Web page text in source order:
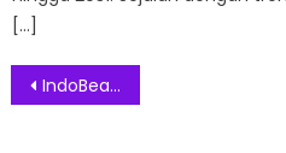
[…]
Post
IndoBeauty Expo 2025 Resmi Dibuka Jadi Boremeter Pertumbuhan Industri Kosmetik Dunia